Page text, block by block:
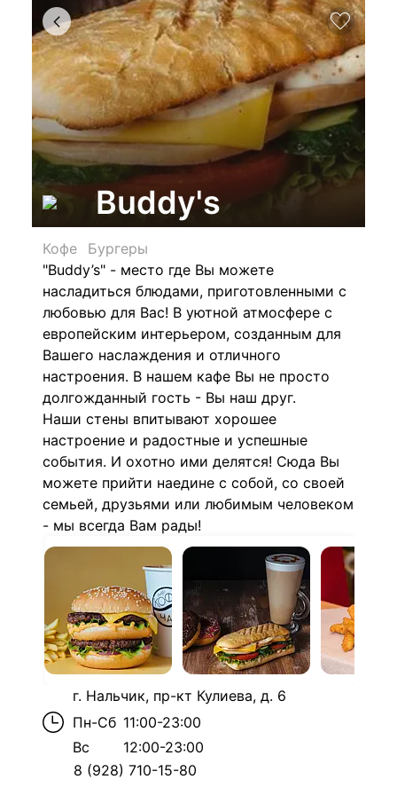
Buddy's
Кофе
Бургеры
"Buddy’s" - место где Вы можете
насладиться блюдами, приготовленными с
любовью для Вас! В уютной атмосфере с
европейским интерьером, созданным для
Вашего наслаждения и отличного
настроения. В нашем кафе Вы не просто
долгожданный гость - Вы наш друг.
Наши стены впитывают хорошее
настроение и радостные и успешные
события. И охотно ими делятся! Сюда Вы
можете прийти наедине с собой, со своей
семьей, друзьями или любимым человеком
- мы всегда Вам рады!
г. Нальчик, пр-кт Кулиева, д. 6
Пн-Сб 11:00-23:00
Вс
12:00-23:00
8 (928) 710-15-80